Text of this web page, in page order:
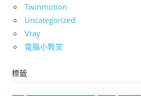
Twinmotion
Uncategorized
Vray
電腦小教室
標籤